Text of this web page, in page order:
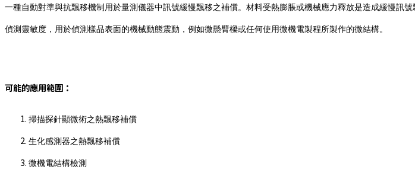
一種自動對準與抗飄移機制用於量測儀器中訊號緩慢飄移之補償。材料受熱膨脹或機械應力釋放是造成緩慢
偵測靈敏度，用於偵測樣品表面的機械動態震動，例如微懸臂樑或任何使用微機電製程所製作的微結構。
可能的應用範圍：
掃描探針顯微術之熱飄移補償
生化感測器之熱飄移補償
微機電結構檢測